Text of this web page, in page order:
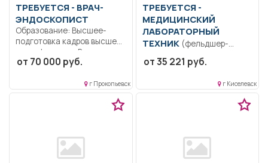
ТРЕБУЕТСЯ - ВРАЧ-
ЭНДОСКОПИСТ
Образование: Высшее-
подготовка кадров высшей
квалификации.. В
соответствии с
от 70 000 руб.
г Прокопьевск
ТРЕБУЕТСЯ -
МЕДИЦИНСКИЙ
ЛАБОРАТОРНЫЙ
ТЕХНИК(фельдшер-
Среднее
образование.
обязанностей...
от 35 221 руб.
г Киселевск